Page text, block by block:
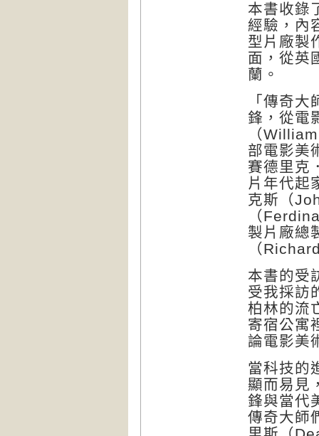
本書收錄
經驗，內
型片廠製
面，從英
蘭。
「傳奇
鋒，從電
（
部電影美
賽德里克
片年代起
克斯（
（
製片廠總
（
本書的受
受我採訪
柏林的流
寄宿公寓
論電影美
當科技的
顯而易見
鋒與當代
傳奇大師